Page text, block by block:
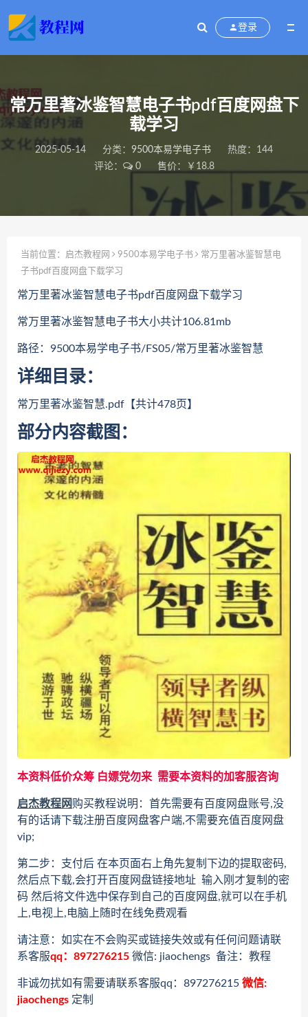
登录
常万里著冰鉴智慧电子书pdf百度网盘下
载学习
2025-05-14 分类： 9500本易学电子书
热度：144
评论：
0 售价：￥18.8
当前位置： 启杰教程网 9500本易学电子书
常万里著冰鉴智慧电
子书pdf百度网盘下载学习
常万里著冰鉴智慧电子书pdf百度网盘下载学习
常万里著冰鉴智慧电子书大小共计106.81mb
路径：9500本易学电子书/FS05/常万里著冰鉴智慧
详细目录：
常万里著冰鉴智慧.pdf【共计478页】
部分内容截图：
本资料低价众筹 白嫖党勿来 需要本资料的加客服咨询
启杰教程网购买教程说明：首先需要有百度网盘账号,没
有的话请下载注册百度网盘客户端,不需要充值百度网盘
vip;
第二步：支付后 在本页面右上角先复制下边的提取密码,
然后点下载,会打开百度网盘链接地址 输入刚才复制的密
码 然后将文件选中保存到自己的百度网盘,就可以在手机
上,电视上,电脑上随时在线免费观看
请注意：如实在不会购买或链接失效或有任何问题请联
系客服qq：897276215 微信: jiaochengs 备注：教程
非诚勿扰如有需要请联系客服qq：897276215 微信:
jiaochengs 定制